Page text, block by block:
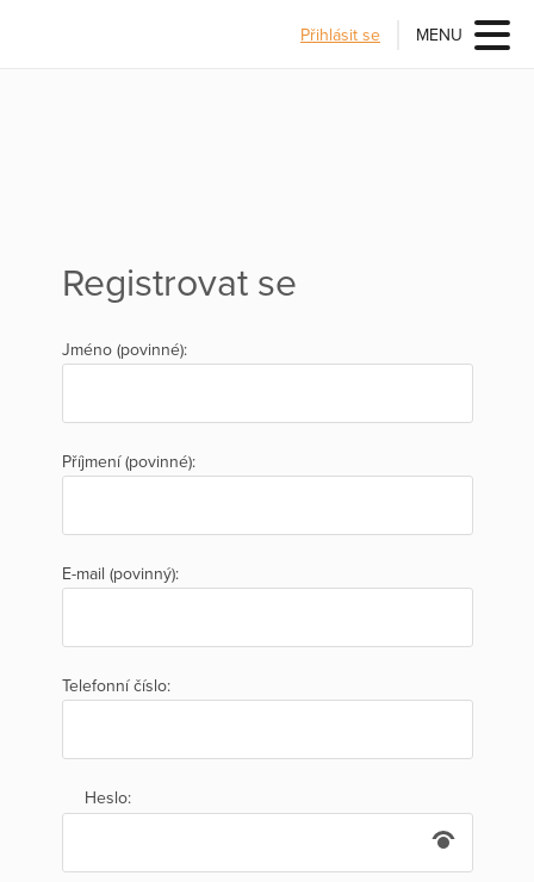
Přihlásit se MENU
Registrovat se
Jméno (povinné):
Příjmení (povinné):
E-mail (povinný):
Telefonní číslo:
Heslo: